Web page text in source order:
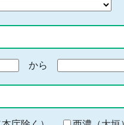
から
終